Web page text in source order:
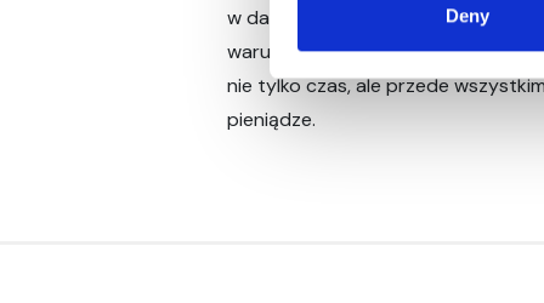
Deny
w danym momencie oferuje
warunki kredytowe. Dzięki temu
nie tylko czas, ale przede
pieniądze.